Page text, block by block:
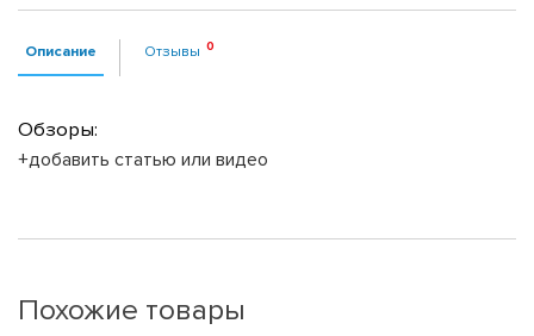
Описание Отзывы
Обзоры:
+добавить статью или видео
Похожие товары